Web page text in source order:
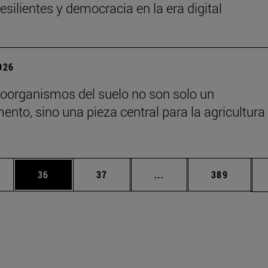
y democracia en la era digital
del suelo no son solo un
sino una pieza central para la agricultura
Use TAB para desplazarse.
Página
36 Página
37 ... Páginas intermedias
Página
389